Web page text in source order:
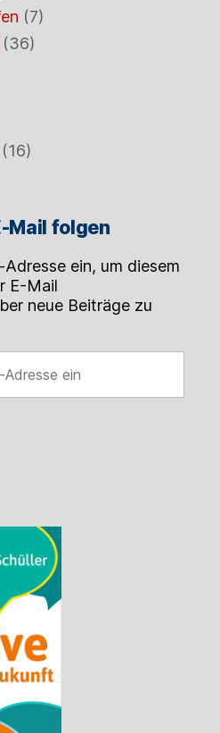
(7)
(36)
(16)
Mail folgen
ein, um diesem
E-Mail
neue Beiträge zu